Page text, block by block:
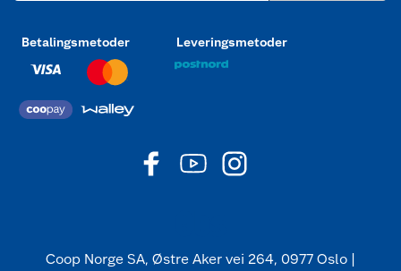
Betalingsmetoder Leveringsmetoder
Coop Norge SA, Østre Aker vei 264, 0977 Oslo |